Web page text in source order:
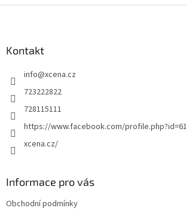
Kontakt
info@xcena.cz
723222822
728115111
https://www.facebook.com/
xcena.cz/
Informace pro vás
Obchodní podmínky